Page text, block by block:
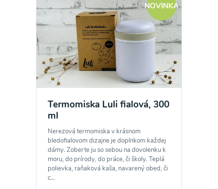
NOVINKA
Termomiska Luli fialová, 300
ml
Nerezová termomiska v krásnom
bledofialovom dizajne je doplnkom každej
dámy. Zoberte ju so sebou na dovolenku k
moru, do prírody, do práce, či školy. Teplá
polievka, raňaková kaša, navarený obed, či
c...